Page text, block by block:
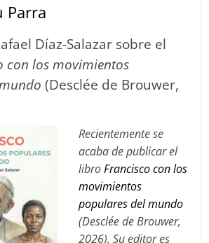
Parra
Díaz-Salazar sobre el
con los movimientos
(Desclée de Brouwer,
Recientemente se
acaba de publicar el
libroFrancisco con los
movimientos
populares del mundo
(Desclée de Brouwer,
2026). Su editor es